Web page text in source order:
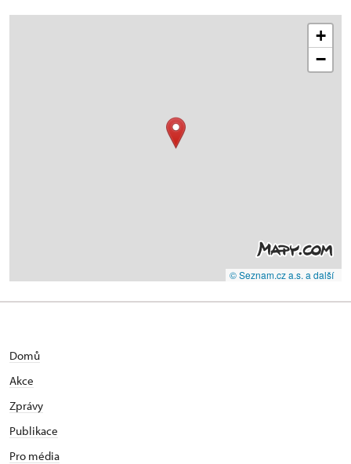
+
−
© Seznam.cz a.s. a další
Domů
Akce
Zprávy
Publikace
Pro média